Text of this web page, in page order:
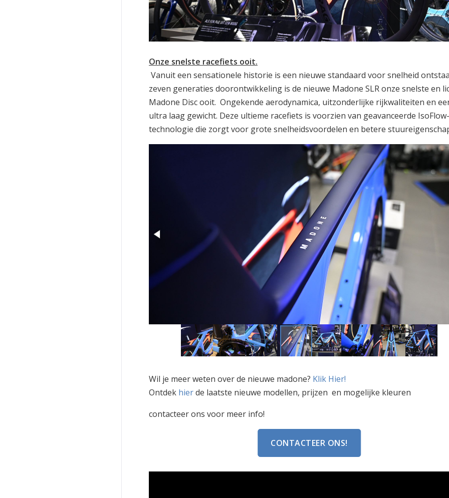
Onze snelste racefiets ooit.
Vanuit een sensationele historie is een nieuwe standaard voor snelheid
zeven generaties doorontwikkeling is de nieuwe Madone SLR onze snelste en
Madone Disc ooit. Ongekende aerodynamica, uitzonderlijke rijkwaliteiten en
ultra laag gewicht. Deze ultieme racefiets is voorzien van geavanceerde IsoFlow-
technologie die zorgt voor grote snelheidsvoordelen en betere
Wil je meer weten over de nieuwe madone? Klik Hier!
Ontdek hierde laatste nieuwe modellen, prijzen en mogelijke kleuren
contacteer ons voor meer info!
CONTACTEER ONS!